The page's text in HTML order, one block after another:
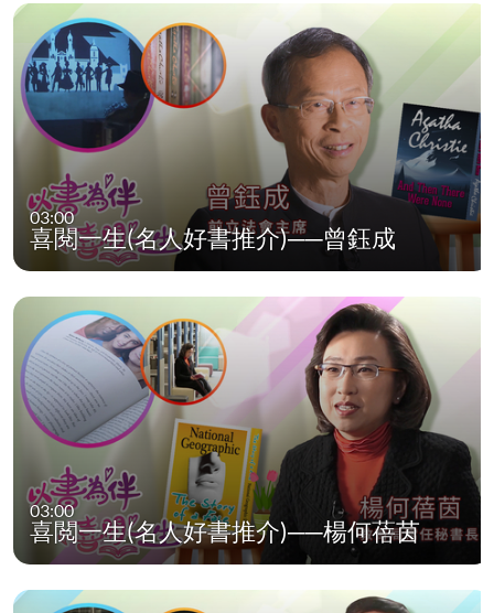
03:00
喜閱一生(名人好書推介)──曾鈺成
03:00
喜閲一生(名人好書推介)──楊何蓓茵